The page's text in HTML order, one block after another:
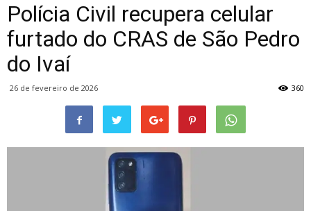
Polícia Civil recupera celular
furtado do CRAS de São Pedro
do Ivaí
26 de fevereiro de 2026 360